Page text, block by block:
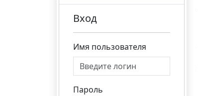
Вход
Имя пользователя
Пароль